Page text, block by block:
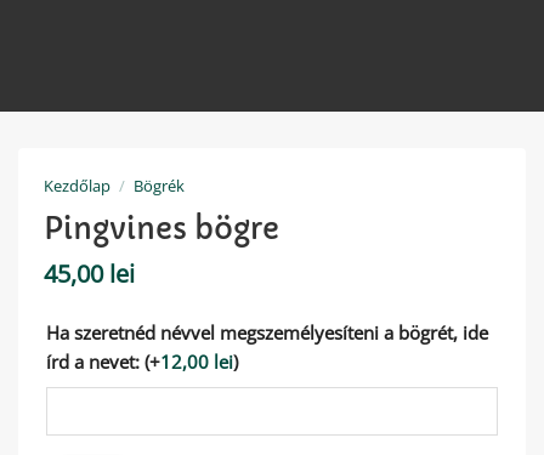
Kezdőlap / Bögrék
Pingvines bögre
45,00lei
Ha szeretnéd névvel megszemélyesíteni a bögrét, ide
írd a nevet: (+12,00 lei)